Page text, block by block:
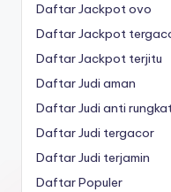
Daftar Jackpot ovo
Daftar Jackpot
Daftar Jackpot terjitu
Daftar Judi aman
Daftar Judi anti
Daftar Judi tergacor
Daftar Judi terjamin
Daftar Populer